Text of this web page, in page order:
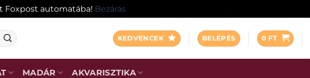
Foxpost automatába! Bezárás
KEDVENCEK BELÉPÉS 0 FT
MADÁR AKVARISZTIKA